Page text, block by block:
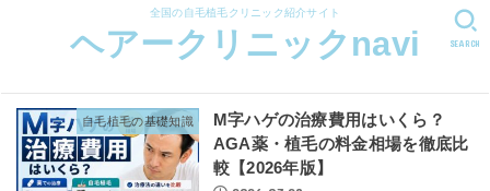
全国の自毛植毛クリニック紹介サイト
ヘアークリニックnavi SEARCH
自毛植毛の基礎知識
M字ハゲの治療費用はいくら？
AGA薬・植毛の料金相場を徹底比
較【2026年版】